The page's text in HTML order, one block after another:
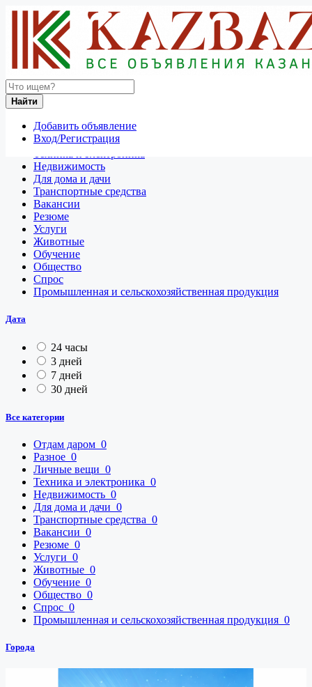
Найти
Добавить объявление
Вход/Регистрация
Россия
Разное
Личные вещи
Недвижимость
Для дома и дачи
Транспортные средства
Вакансии
Резюме
Услуги
Животные
Обучение
Общество
Спрос
Промышленная и сельскохозяйственная продукция
Дата
24 часы
3 дней
7 дней
30 дней
Все категории
Отдам даром 0
Разное 0
Личные вещи 0
Техника и электроника 0
Недвижимость 0
Для дома и дачи 0
Транспортные средства 0
Вакансии 0
Резюме 0
Услуги 0
Животные 0
Обучение 0
Общество 0
Спрос 0
Промышленная и сельскохозяйственная продукция 0
Города